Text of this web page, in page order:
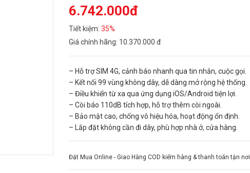
6.742.000đ
Tiết kiệm: 35%
Giá chính hãng: 10.370.000 đ
– Hỗ trợ SIM 4G, cảnh báo nhanh qua tin nhắn, cuộc gọi.
– Kết nối 99 vùng không dây, dễ dàng mở rộng hệ thống.
– Điều khiển từ xa qua ứng dụng iOS/Android tiện lợi.
– Còi báo 110dB tích hợp, hỗ trợ thêm còi ngoài.
– Bảo mật cao, chống vô hiệu hóa, hoạt động ổn định.
– Lắp đặt không cần đi dây, phù hợp nhà ở, cửa hàng.
Đặt Mua Online - Giao Hàng COD kiểm hàng & thanh toán tận nơi